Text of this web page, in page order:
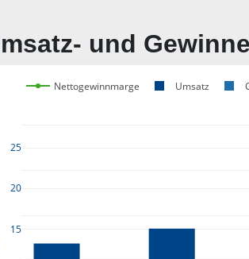
und
15
20
25
Nettogewinnmarge Umsatz